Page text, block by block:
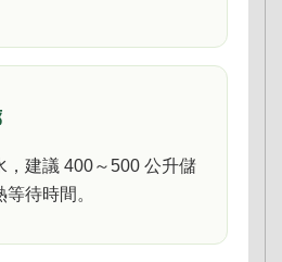
，建議 400～500 公升儲
待時間。